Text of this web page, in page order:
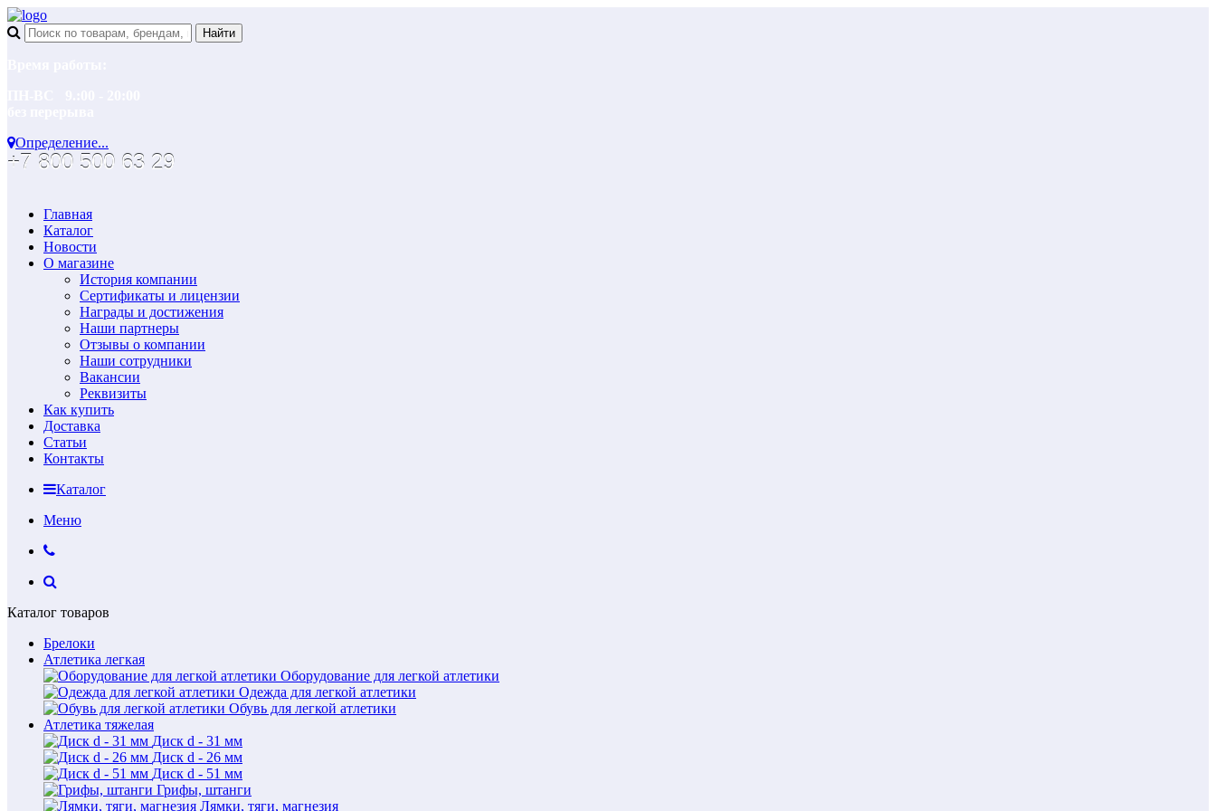
Определение...
+7 800 500 63 29
Главная
Каталог
Новости
О магазине
История компании
Сертификаты и лицензии
Награды и достижения
Наши партнеры
Отзывы о компании
Наши сотрудники
Вакансии
Реквизиты
Как купить
Доставка
Статьи
Контакты
Каталог
Меню
Каталог товаров
Брелоки
Атлетика легкая
Оборудование для легкой атлетики
Одежда для легкой атлетики
Обувь для легкой атлетики
Атлетика тяжелая
Диск d - 31 мм
Диск d - 26 мм
Диск d - 51 мм
Грифы, штанги
Лямки, тяги, магнезия